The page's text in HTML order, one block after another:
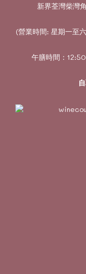
新界荃灣柴灣
(營業時間: 星期一至
午膳時間：